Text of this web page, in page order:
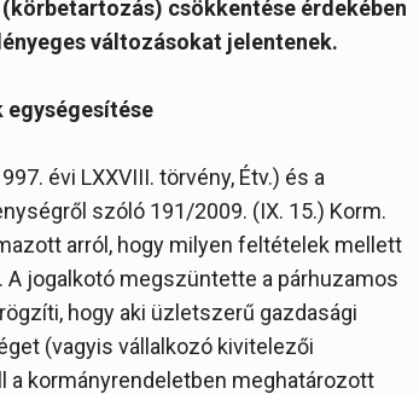
csökkentése érdekében
változásokat jelentenek.
évi LXXVIII. törvény, Étv.) és a
szóló 191/2009. (IX. 15.) Korm.
arról, hogy milyen feltételek mellett
jogalkotó megszüntette a párhuzamos
hogy aki üzletszerű gazdasági
(vagyis vállalkozó kivitelezői
a kormányrendeletben meghatározott